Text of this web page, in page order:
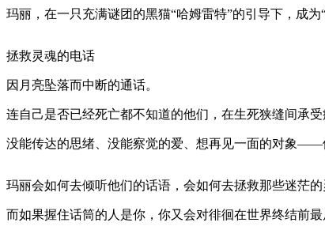
玛丽，在一只充满谜团的黑猫“哈姆雷特”的引导下，成为
拯救灵魂的电话
因月亮坠落而中断的通话。
连自己是否已经死亡都不知道的他们，在生死狭缝间承
没能传达的思绪、没能察觉的爱、想再见一面的对象——
玛丽会如何去倾听他们的话语，会如何去拯救那些迷茫的
而如果握住话筒的人是你，你又会对徘徊在世界终结前